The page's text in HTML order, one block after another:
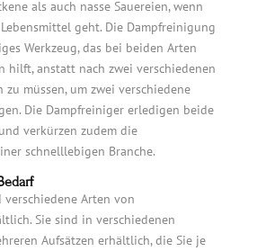
als auch nasse Sauereien, wenn
geht. Die Dampfreinigung
Werkzeug, das bei beiden Arten
hilft, anstatt nach zwei verschiedenen
zu müssen, um zwei verschiedene
Die Dampfreiniger erledigen beide
verkürzen zudem die
schnelllebigen Branche.
Arten von
Sie sind in verschiedenen
Aufsätzen erhältlich, die Sie je